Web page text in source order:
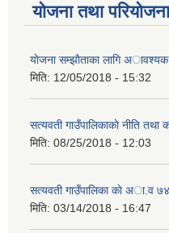
योजना तथा परियोजना
याेजना सम्झाैताका लागि
मिति: 12/05/2018 - 15:32
सत्यवती गाउँपालिकाकाे नीति तथा
मिति: 08/25/2018 - 12:03
सत्यवती गाउँपालिका काे अा‍.व
मिति: 03/14/2018 - 16:47